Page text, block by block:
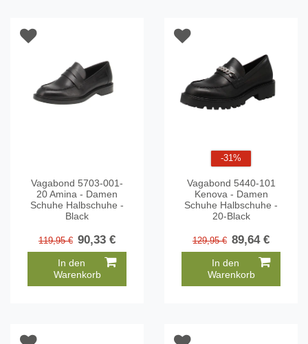
Vagabond 5703-001-
20 Amina - Damen
Schuhe Halbschuhe -
Black
119,95 € 90,33 €
In den
Warenkorb
-31%
Vagabond 5440-101
Kenova - Damen
Schuhe Halbschuhe -
20-Black
129,95 € 89,64 €
In den
Warenkorb